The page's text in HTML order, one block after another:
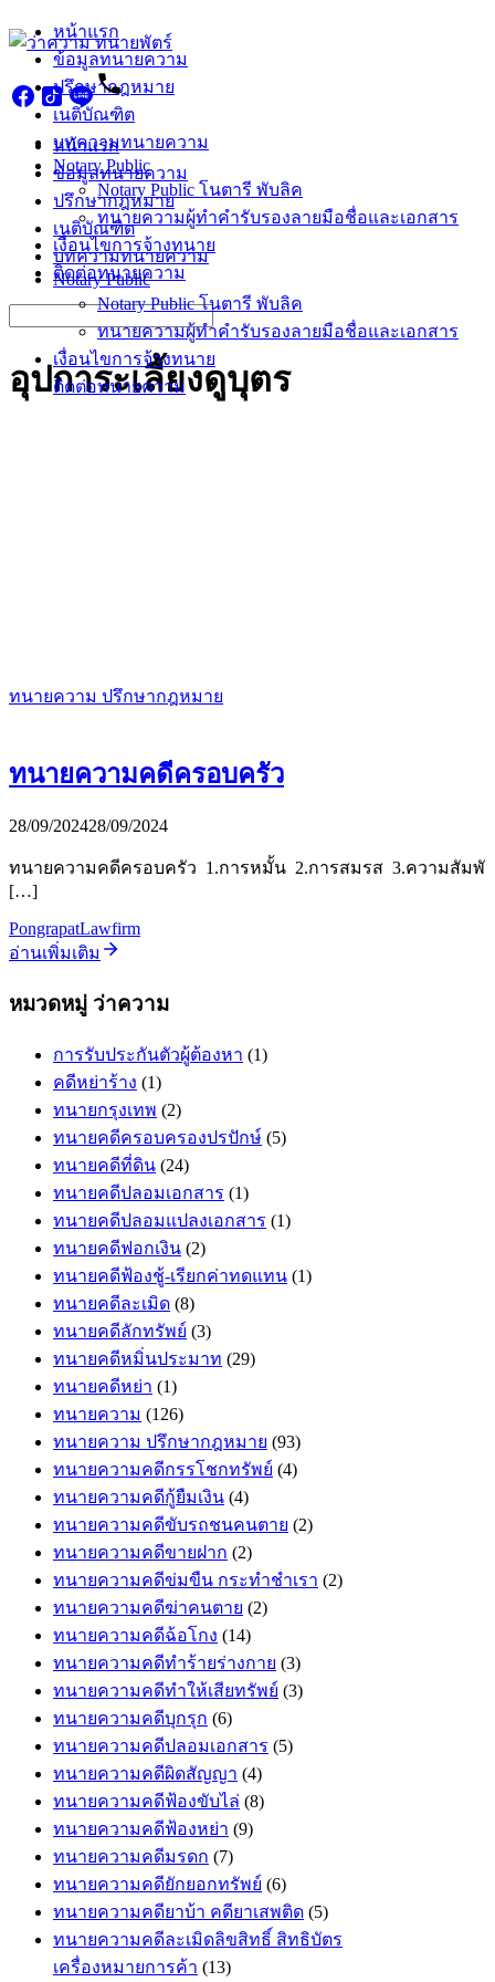
Skip
to
content
หน้าแรก
ข้อมูลทนายความ
ปรึกษากฎหมาย
เนติบัณฑิต
บทความทนายความ
Notary Public
Notary Public โนตารี พับลิค
ทนายความผู้ทำคำรับรองลายมือชื่อและเอกสาร
เงื่อนไขการจ้างทนาย
ติดต่อทนายความ
หน้าแรก
ข้อมูลทนายความ
ปรึกษากฎหมาย
เนติบัณฑิต
บทความทนายความ
Notary Public
Notary Public โนตารี พับลิค
ทนายความผู้ทำคำรับรองลายมือชื่อและเอกสาร
เงื่อนไขการจ้างทนาย
ติดต่อทนายความ
for:
อุปการะเลี้ยงดูบุตร
ทนายความ ปรึกษากฎหมาย
ทนายความคดีครอบครัว
28/09/202428/09/2024
ทนายความคดีครอบครัว 1.การหมั้น 2.การสมรส 3.ความสัมพั
[…]
PongrapatLawfirm
อ่านเพิ่มเติม
หมวดหมู่ ว่าความ
การรับประกันตัวผู้ต้องหา (1)
คดีหย่าร้าง (1)
ทนายกรุงเทพ (2)
ทนายคดีครอบครองปรปักษ์ (5)
ทนายคดีที่ดิน (24)
ทนายคดีปลอมเอกสาร (1)
ทนายคดีปลอมแปลงเอกสาร (1)
ทนายคดีฟอกเงิน (2)
ทนายคดีฟ้องชู้-เรียกค่าทดแทน (1)
ทนายคดีละเมิด (8)
ทนายคดีลักทรัพย์ (3)
ทนายคดีหมิ่นประมาท (29)
ทนายคดีหย่า (1)
ทนายความ (126)
ทนายความ ปรึกษากฎหมาย (93)
ทนายความคดีกรรโชกทรัพย์ (4)
ทนายความคดีกู้ยืมเงิน (4)
ทนายความคดีขับรถชนคนตาย (2)
ทนายความคดีขายฝาก (2)
ทนายความคดีข่มขืน กระทำชำเรา (2)
ทนายความคดีฆ่าคนตาย (2)
ทนายความคดีฉ้อโกง (14)
ทนายความคดีทำร้ายร่างกาย (3)
ทนายความคดีทำให้เสียทรัพย์ (3)
ทนายความคดีบุกรุก (6)
ทนายความคดีปลอมเอกสาร (5)
ทนายความคดีผิดสัญญา (4)
ทนายความคดีฟ้องขับไล่ (8)
ทนายความคดีฟ้องหย่า (9)
ทนายความคดีมรดก (7)
ทนายความคดียักยอกทรัพย์ (6)
ทนายความคดียาบ้า คดียาเสพติด (5)
ทนายความคดีละเมิดลิขสิทธิ์ สิทธิบัตร
เครื่องหมายการค้า (13)